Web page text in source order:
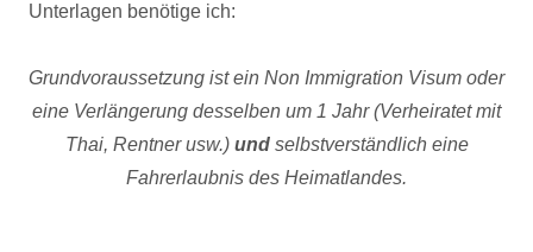
Unterlagen benötige ich:
Grundvoraussetzung ist ein Non Immigration Visum oder
eine Verlängerung desselben um 1 Jahr (Verheiratet mit
Thai, Rentner usw.) undselbstverständlich eine
Fahrerlaubnis des Heimatlandes.